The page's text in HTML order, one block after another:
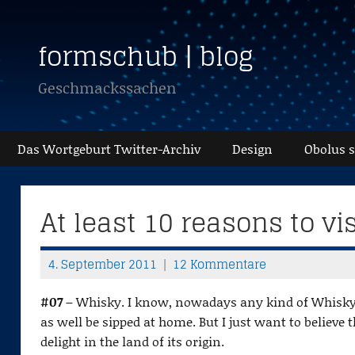
springenformschub | blog
Geschmackssachen
Das Wortgeburt Twitter-Archiv Design Obolus
At least 10 reasons to
4. September 2011
T
h
o
m
12 Kommentare
#07 –Whisky. I know, nowadays any kind of
as well be sipped at home. But I just want to
delight in the land of its origin.